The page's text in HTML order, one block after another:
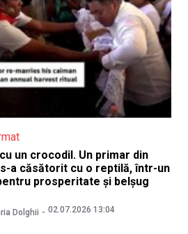
un crocodil. Un primar din
a căsătorit cu o reptilă, într-un
prosperitate și belșug
Dolghii 02.07.2026 13:04